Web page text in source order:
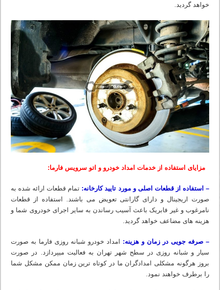
خواهد گردید.
مزایای استفاده از خدمات امداد خودرو و اتو سرویس فارما:
– استفاده از قطعات اصلی و مورد تایید کارخانه: تمام قطعات ارائه شده به
صورت اریجینال و دارای گارانتی تعویض می باشند. استفاده از قطعات
نامرغوب و غیر فابریک باعث آسیب رساندن به سایر اجرای خودروی شما و
هزینه های مضاعف خواهد گردید.
– صرفه جویی در زمان و هزینه:
امداد خودرو شبانه روزی فارما به صورت
سیار و شبانه روزی در سطح شهر تهران به فعالیت میپردازد. در صورت
بروز هرگونه مشکلی امدادگران ما در کوتاه ترین زمان ممکن مشکل شما
را برطرف خواهند نمود.